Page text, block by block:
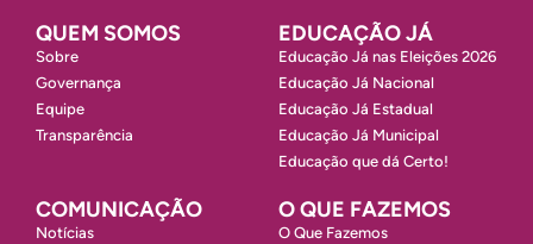
QUEM SOMOS
Sobre
Governança
Equipe
Transparência
EDUCAÇÃO JÁ
Educação Já nas Eleições 2026
Educação Já Nacional
Educação Já Estadual
Educação Já Municipal
Educação que dá Certo!
COMUNICAÇÃO
Notícias
O QUE FAZEMOS
O Que Fazemos